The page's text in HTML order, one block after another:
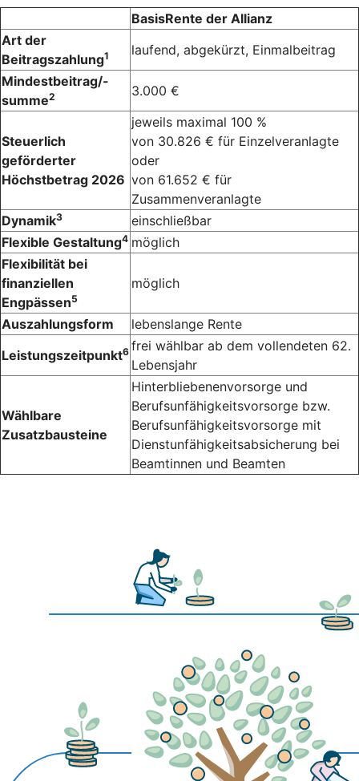
BasisRente der Allianz
Art der
Beitragszahlung1
laufend, abgekürzt, Einmalbeitrag
Mindestbeitrag/-
summe2 3.000 €
Steuerlich
geförderter
Höchstbetrag 2026
jeweils maximal 100 %
von 30.826 € für Einzelveranlagte
oder
von 61.652 € für
Zusammenveranlagte
Dynamik3
einschließbar
Flexible Gestaltung4 möglich
Flexibilität bei
finanziellen
Engpässen5
möglich
Auszahlungsform
lebenslange Rente
Leistungszeitpunkt6 frei wählbar ab dem vollendeten 62.
Lebensjahr
Wählbare
Zusatzbausteine
Hinterbliebenenvorsorge und
Berufsunfähigkeitsvorsorge bzw.
Berufsunfähigkeitsvorsorge mit
Dienstunfähigkeitsabsicherung bei
Beamtinnen und Beamten